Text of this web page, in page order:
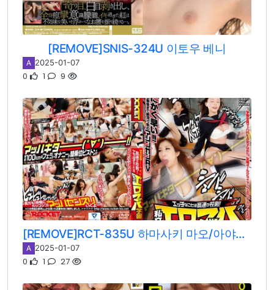
[REMOVE]SNIS-324U 이토우 베니
A 2025-01-07
0 1 9
[REMOVE]RCT-835U 하마사키 마오/아야나 리나/나나하라 아카리/이토우 베니/아유나 니코
A 2025-01-07
0 1 27